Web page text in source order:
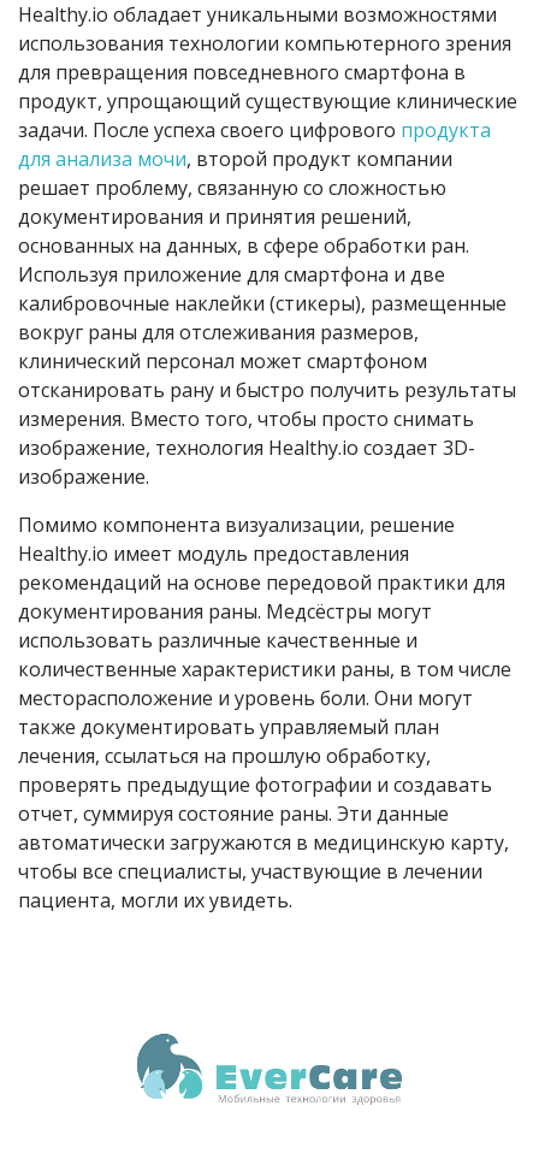
Healthy.io обладает уникальными возможностями
использования технологии компьютерного зрения
для превращения повседневного смартфона в
продукт, упрощающий существующие клинические
задачи. После успеха своего цифрового продукта
для анализа мочи, второй продукт компании
решает проблему, связанную со сложностью
документирования и принятия решений,
основанных на данных, в сфере обработки ран.
Используя приложение для смартфона и две
калибровочные наклейки (стикеры), размещенные
вокруг раны для отслеживания размеров,
клинический персонал может смартфоном
отсканировать рану и быстро получить результаты
измерения. Вместо того, чтобы просто снимать
изображение, технология Healthy.io создает 3D-
изображение.
Помимо компонента визуализации, решение
Healthy.io имеет модуль предоставления
рекомендаций на основе передовой практики для
документирования раны. Медсёстры могут
использовать различные качественные и
количественные характеристики раны, в том числе
месторасположение и уровень боли. Они могут
также документировать управляемый план
лечения, ссылаться на прошлую обработку,
проверять предыдущие фотографии и создавать
отчет, суммируя состояние раны. Эти данные
автоматически загружаются в медицинскую карту,
чтобы все специалисты, участвующие в лечении
пациента, могли их увидеть.